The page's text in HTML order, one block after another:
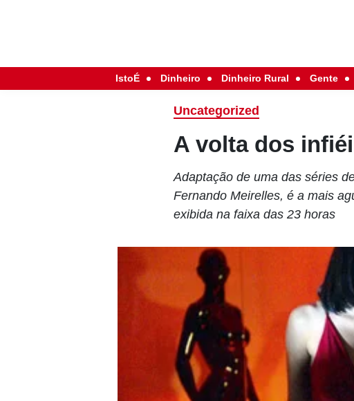
IstoÉ Dinheiro Dinheiro Rural Gente
Uncategorized
A volta dos
Adaptação de uma das séries
Fernando Meirelles, é a mais
exibida na faixa das 23 horas